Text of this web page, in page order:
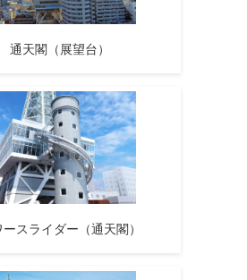
天閣（展望台）
スライダー（通天閣）